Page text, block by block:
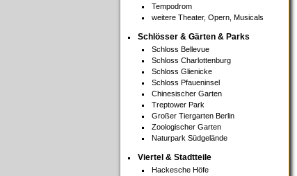
Tempodrom
weitere Theater, Opern, Musicals
Schlösser & Gärten & Parks
Schloss Bellevue
Schloss Charlottenburg
Schloss Glienicke
Schloss Pfaueninsel
Chinesischer Garten
Treptower Park
Großer Tiergarten Berlin
Zoologischer Garten
Naturpark Südgelände
Viertel & Stadtteile
Hackesche Höfe